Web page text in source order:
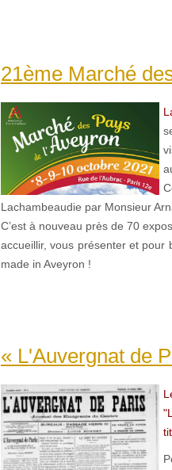
21ème Marché
Lachambeaudie par Monsieur
C’est à nouveau près de 70
accueillir, vous présenter et pour
made in Aveyron !
« L'Auvergnat de